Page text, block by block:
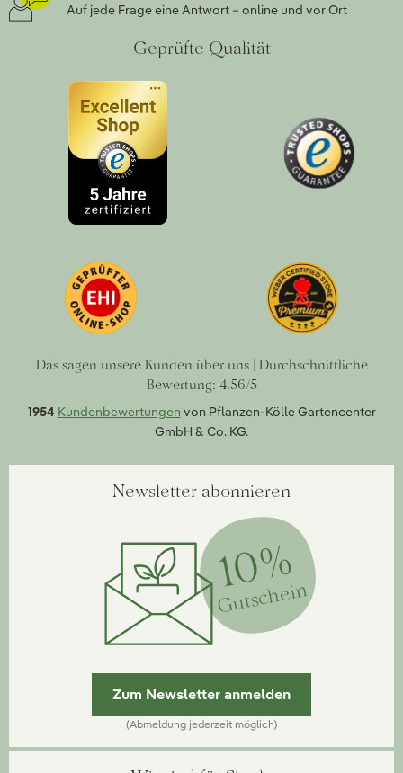
Auf jede Frage eine Antwort – online und vor Ort
Geprüfte Qualität
Das sagen unsere Kunden über uns | Durchschnittliche
Bewertung: 4.56/5
1954 Kundenbewertungen von Pflanzen-Kölle Gartencenter
GmbH & Co. KG.
Newsletter abonnieren
10%
Gutschein
Zum Newsletter anmelden
(Abmeldung jederzeit möglich)